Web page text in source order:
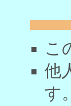
こ
他
す。